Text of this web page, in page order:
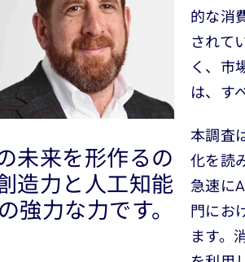
未来を形作るの
造力と人工知能
強力な力です。
的な消
されて
く、市
は、す
本調査
化を読
急速に
門にお
ます。